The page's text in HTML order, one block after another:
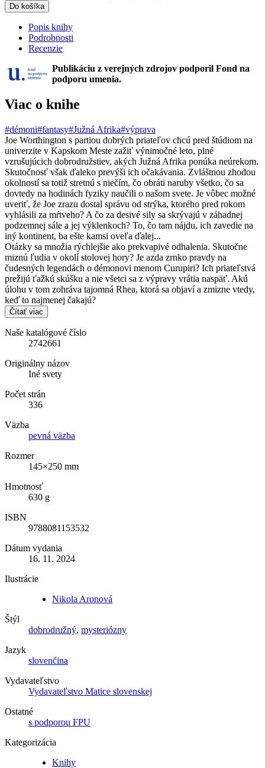
Do košíka
Popis knihy
Podrobnosti
Recenzie
Publikáciu z verejných zdrojov podporil Fond na
podporu umenia.
Viac o knihe
#démoni#fantasy#Južná Afrika#výprava
Joe Worthington s partiou dobrých priateľov chcú pred štúdiom na
univerzite v Kapskom Meste zažiť výnimočné leto, plné
vzrušujúcich dobrodružstiev, akých Južná Afrika ponúka neúrekom.
Skutočnosť však ďaleko prevýši ich očakávania. Zvláštnou zhodou
okolností sa totiž stretnú s niečím, čo obráti naruby všetko, čo sa
dovtedy na hodinách fyziky naučili o našom svete. Je vôbec možné
uveriť, že Joe zrazu dostal správu od strýka, ktorého pred rokom
vyhlásili za mŕtveho? A čo za desivé sily sa skrývajú v záhadnej
podzemnej sále a jej výklenkoch? To, čo tam nájdu, ich zavedie na
iný kontinent, ba ešte kamsi oveľa ďalej...
Otázky sa množia rýchlejšie ako prekvapivé odhalenia. Skutočne
miznú ľudia v okolí stolovej hory? Je azda zrnko pravdy na
čudesných legendách o démonovi menom Curupiri? Ich priateľstvá
prežijú ťažkú skúšku a nie všetci sa z výpravy vrátia naspäť. Akú
úlohu v tom zohráva tajomná Rhea, ktorá sa objaví a zmizne vtedy,
keď to najmenej čakajú?
Čítať viac
Naše katalógové číslo
2742661
Originálny názov
Iné svety
Počet strán
336
Väzba
pevná väzba
Rozmer
145×250 mm
Hmotnosť
630 g
ISBN
9788081153532
Dátum vydania
16. 11. 2024
Ilustrácie
Nikola Aronová
Štýl
dobrodružný, mysteriózny
Jazyk
slovenčina
Vydavateľstvo
Vydavateľstvo Matice slovenskej
Ostatné
s podporou FPU
Kategorizácia
Knihy